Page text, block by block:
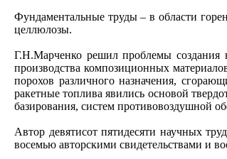
Фундаментальные труды – в области
целлюлозы.
Г.Н.Марченко решил проблемы создания
производства композиционных
порохов различного назначения,
ракетные топлива явились основой
базирования, систем противовоздушной
Автор девятисот пятидесяти научных
восемью авторскими свидетельствами и